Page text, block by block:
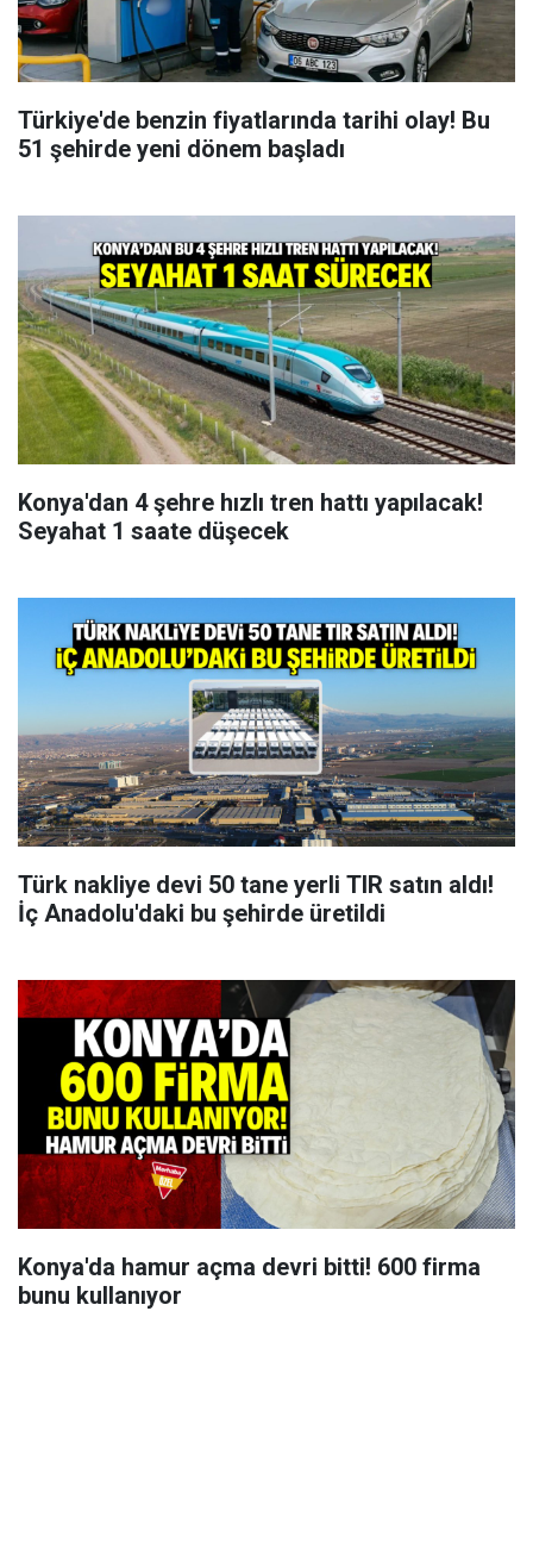
Türkiye'de benzin fiyatlarında tarihi olay! Bu
51 şehirde yeni dönem başladı
Konya'dan 4 şehre hızlı tren hattı yapılacak!
Seyahat 1 saate düşecek
Türk nakliye devi 50 tane yerli TIR satın aldı!
İç Anadolu'daki bu şehirde üretildi
Konya'da hamur açma devri bitti! 600 firma
bunu kullanıyor